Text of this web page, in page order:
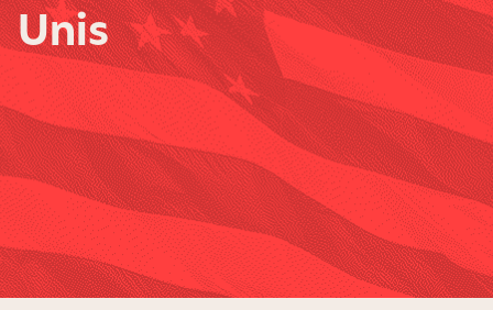
Unis